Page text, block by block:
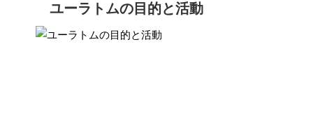
ユーラトムの目的と活動